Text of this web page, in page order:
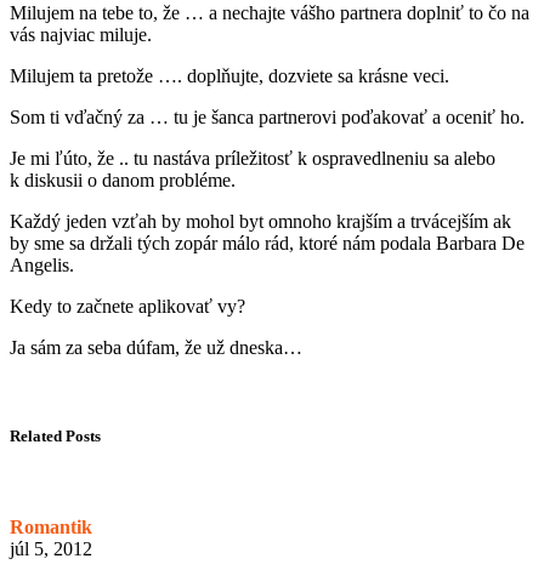
Milujem na tebe to, že … a nechajte vášho partnera doplniť to čo na
vás najviac miluje.
Milujem ta pretože …. doplňujte, dozviete sa krásne veci.
Som ti vďačný za … tu je šanca partnerovi poďakovať a oceniť ho.
Je mi ľúto, že .. tu nastáva príležitosť k ospravedlneniu sa alebo
k diskusii o danom probléme.
Každý jeden vzťah by mohol byt omnoho krajším a trvácejším ak
by sme sa držali tých zopár málo rád, ktoré nám podala Barbara De
Angelis.
Kedy to začnete aplikovať vy?
Ja sám za seba dúfam, že už dneska…
Related Posts
Romantik
júl 5, 2012